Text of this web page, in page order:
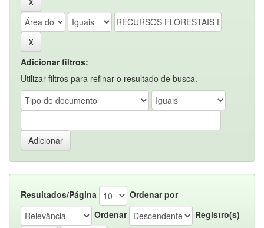
Adicionar filtros:
Utilizar filtros para refinar o resultado de busca.
Resultados/Página
Ordenar por
Ordenar
Registro(s)